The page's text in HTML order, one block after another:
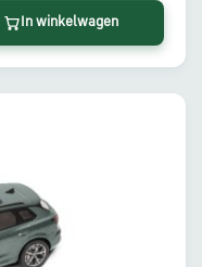
In winkelwagen